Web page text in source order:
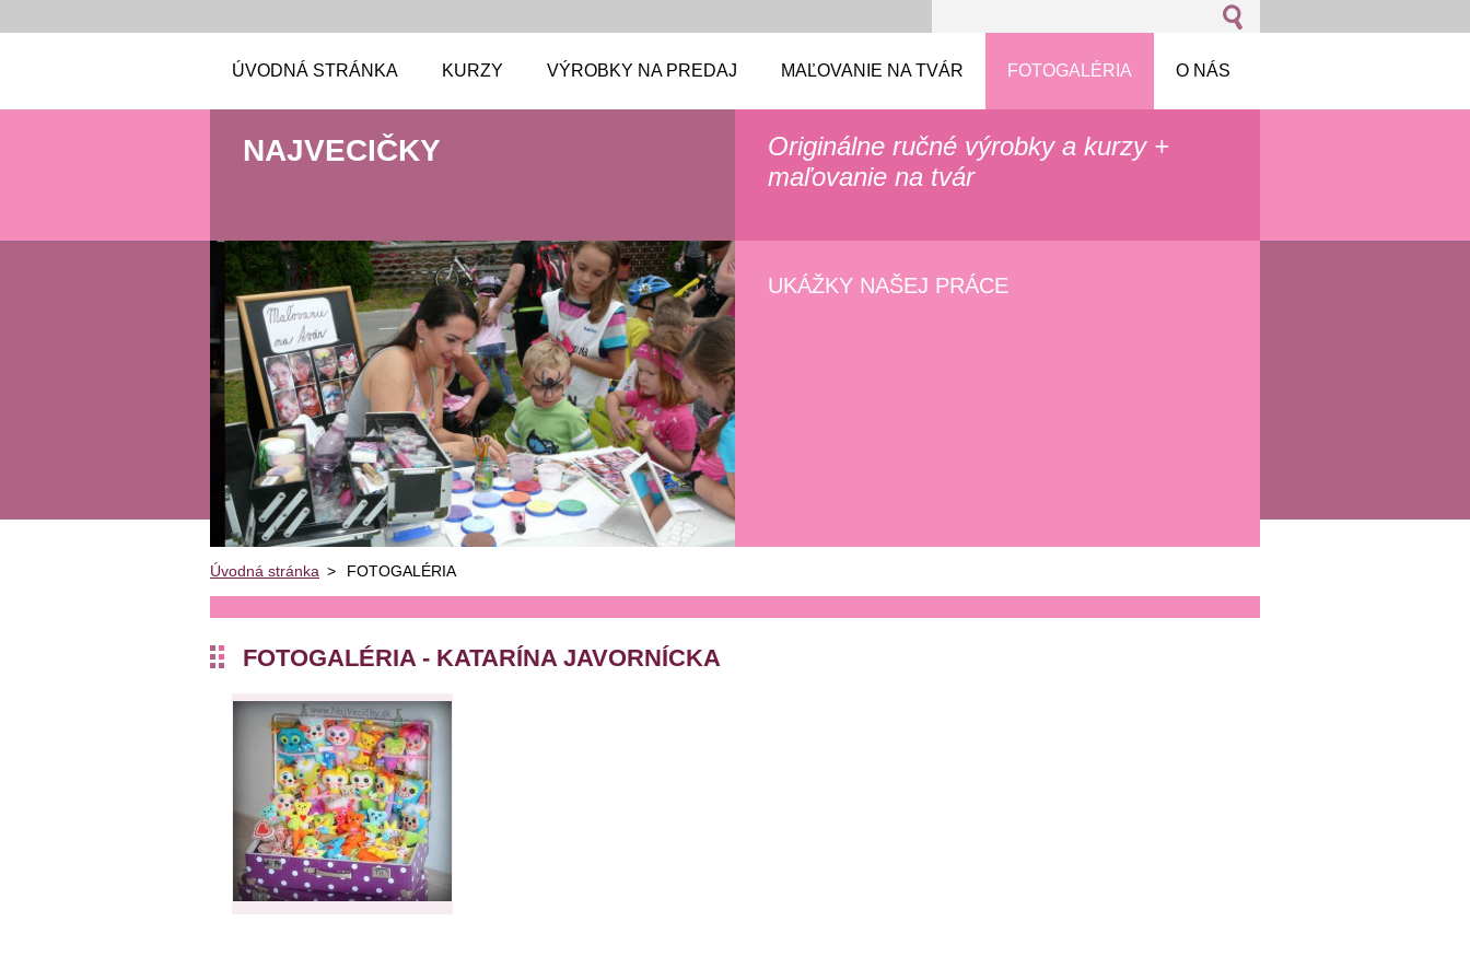
ÚVODNÁ STRÁNKA KURZY VÝROBKY NA PREDAJ MAĽOVANIE NA TVÁR FOTOGALÉRIA O NÁS
NAJVECIČKY
Originálne ručné výrobky a kurzy +
maľovanie na tvár
UKÁŽKY NAŠEJ PRÁCE
Úvodná stránka > FOTOGALÉRIA
FOTOGALÉRIA - KATARÍNA JAVORNÍCKA